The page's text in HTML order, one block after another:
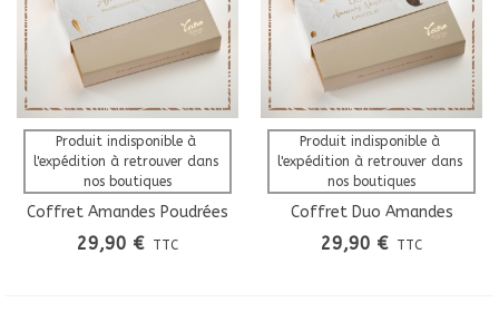
Produit indisponible à
l'expédition à retrouver dans
nos boutiques
Coffret Amandes Poudrées
Chocolat
29,90 € TTC
Produit indisponible à
l'expédition à retrouver dans
nos boutiques
Coffret Duo Amandes
Noisettes Chocolat
29,90 € TTC